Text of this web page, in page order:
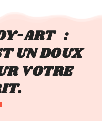
ART :
UN DOUX
VOTRE